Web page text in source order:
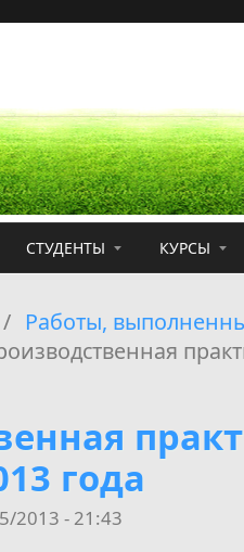
СТУДЕНТЫ КУРСЫ
/ Работы,
года
2013 - 21:43